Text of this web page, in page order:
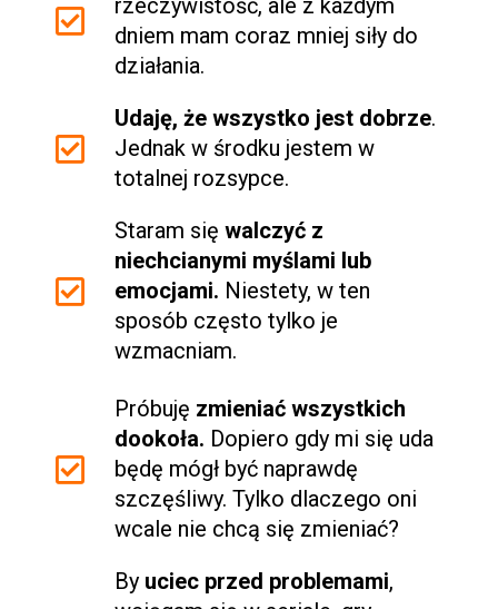
rzeczywistość, ale z każdym
dniem mam coraz mniej siły do
działania.
Udaję, że wszystko jest dobrze.
Jednak w środku jestem w
totalnej rozsypce.
Staram się walczyć z
niechcianymi myślami lub
emocjami. Niestety, w ten
sposób często tylko je
wzmacniam.
Próbuję zmieniać wszystkich
dookoła. Dopiero gdy mi się uda
będę mógł być naprawdę
szczęśliwy. Tylko dlaczego oni
wcale nie chcą się zmieniać?
By uciec przed problemami,